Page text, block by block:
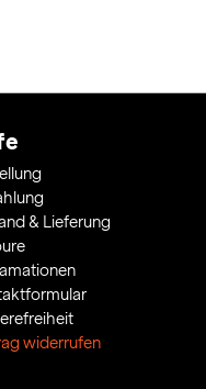
& Lieferung
widerrufen